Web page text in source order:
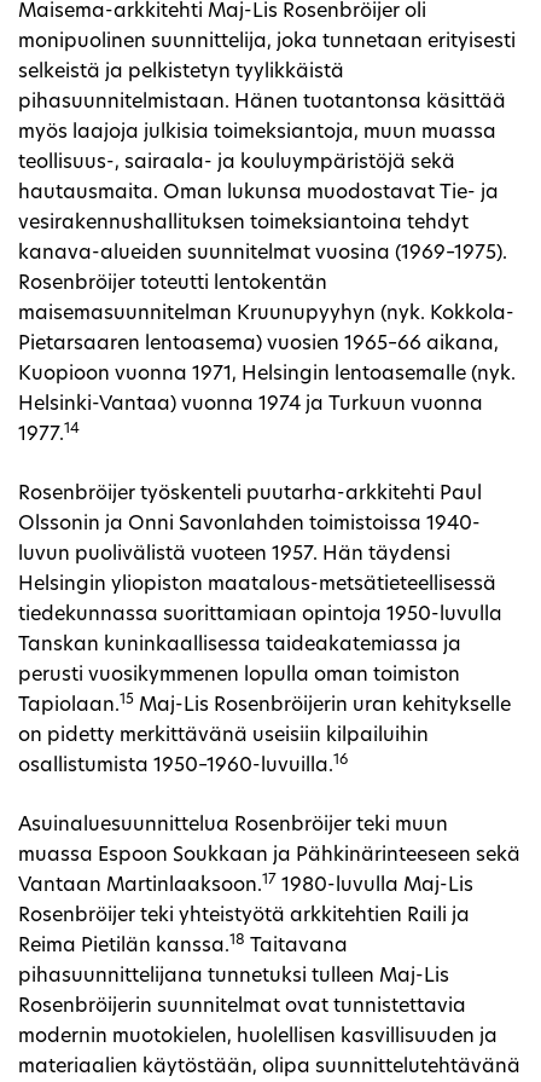
Maisema-arkkitehti Maj-Lis Rosenbröijer oli
monipuolinen suunnittelija, joka tunnetaan erityisesti
selkeistä ja pelkistetyn tyylikkäistä
pihasuunnitelmistaan. Hänen tuotantonsa käsittää
myös laajoja julkisia toimeksiantoja, muun muassa
teollisuus-, sairaala- ja kouluympäristöjä sekä
hautausmaita. Oman lukunsa muodostavat Tie- ja
vesirakennushallituksen toimeksiantoina tehdyt
kanava-alueiden suunnitelmat vuosina (1969–1975).
Rosenbröijer toteutti lentokentän
maisemasuunnitelman Kruunupyyhyn (nyk. Kokkola-
Pietarsaaren lentoasema) vuosien 1965–66 aikana,
Kuopioon vuonna 1971, Helsingin lentoasemalle (nyk.
Helsinki-Vantaa) vuonna 1974 ja Turkuun vuonna
1977.14
Rosenbröijer työskenteli puutarha-arkkitehti Paul
Olssonin ja Onni Savonlahden toimistoissa 1940-
luvun puolivälistä vuoteen 1957. Hän täydensi
Helsingin yliopiston maatalous-metsätieteellisessä
tiedekunnassa suorittamiaan opintoja 1950-luvulla
Tanskan kuninkaallisessa taideakatemiassa ja
perusti vuosikymmenen lopulla oman toimiston
Tapiolaan.15 Maj-Lis Rosenbröijerin uran kehitykselle
on pidetty merkittävänä useisiin kilpailuihin
osallistumista 1950–1960-luvuilla.16
Asuinaluesuunnittelua Rosenbröijer teki muun
muassa Espoon Soukkaan ja Pähkinärinteeseen sekä
Vantaan Martinlaaksoon.17 1980-luvulla Maj-Lis
Rosenbröijer teki yhteistyötä arkkitehtien Raili ja
Reima Pietilän kanssa.18
Taitavana
pihasuunnittelijana tunnetuksi tulleen Maj-Lis
Rosenbröijerin suunnitelmat ovat tunnistettavia
modernin muotokielen, huolellisen kasvillisuuden ja
materiaalien käytöstään, olipa suunnittelutehtävänä